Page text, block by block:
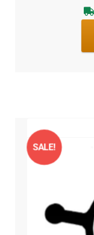
SALE!